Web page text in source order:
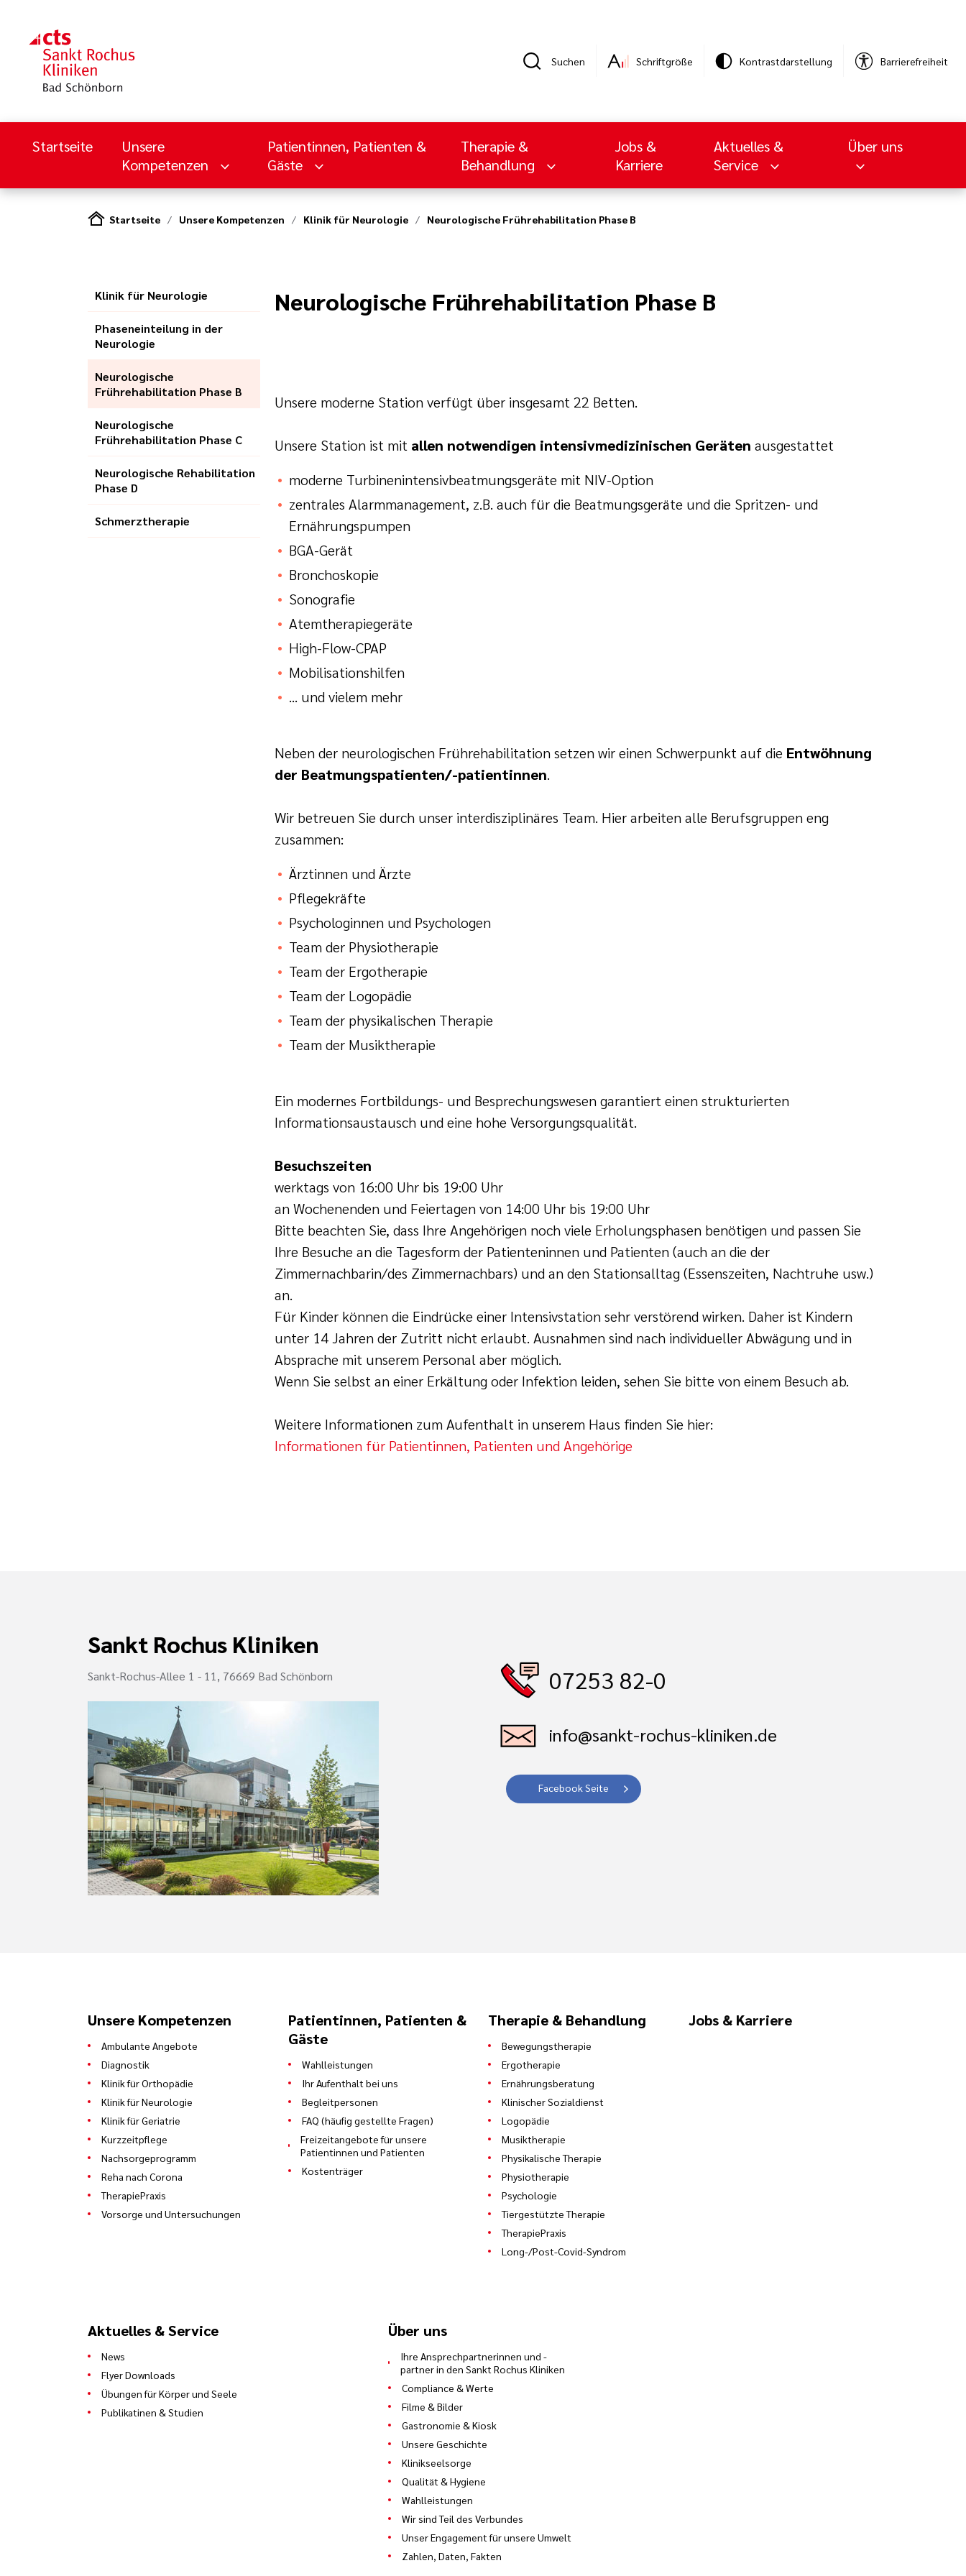
Suchen Schriftgröße Kontrastdarstellung Barrierefreiheit
Startseite
Unsere
Kompetenzen
Patientinnen, Patienten &
Gäste
Therapie &
Behandlung
Jobs &
Karriere
Aktuelles &
Service
Über uns
Startseite Unsere Kompetenzen Klinik für Neurologie Neurologische Frührehabilitation Phase B
Klinik für Neurologie
Phaseneinteilung in der
Neurologie
Neurologische
Frührehabilitation Phase B
Neurologische
Frührehabilitation Phase C
Neurologische Rehabilitation
Phase D
Schmerztherapie
Neurologische Frührehabilitation Phase B
Unsere moderne Station verfügt über insgesamt 22 Betten.
Unsere Station ist mit allen notwendigen intensivmedizinischen Geräten ausgestattet
moderne Turbinenintensivbeatmungsgeräte mit NIV-Option
zentrales Alarmmanagement, z.B. auch für die Beatmungsgeräte und die Spritzen- und
Ernährungspumpen
BGA-Gerät
Bronchoskopie
Sonografie
Atemtherapiegeräte
High-Flow-CPAP
Mobilisationshilfen
... und vielem mehr
Neben der neurologischen Frührehabilitation setzen wir einen Schwerpunkt auf die Entwöhnung
der Beatmungspatienten/-patientinnen.
Wir betreuen Sie durch unser interdisziplinäres Team. Hier arbeiten alle Berufsgruppen eng
zusammen:
Ärztinnen und Ärzte
Pflegekräfte
Psychologinnen und Psychologen
Team der Physiotherapie
Team der Ergotherapie
Team der Logopädie
Team der physikalischen Therapie
Team der Musiktherapie
Ein modernes Fortbildungs- und Besprechungswesen garantiert einen strukturierten
Informationsaustausch und eine hohe Versorgungsqualität.
Besuchszeiten
werktags von 16:00 Uhr bis 19:00 Uhr
an Wochenenden und Feiertagen von 14:00 Uhr bis 19:00 Uhr
Bitte beachten Sie, dass Ihre Angehörigen noch viele Erholungsphasen benötigen und passen Sie
Ihre Besuche an die Tagesform der Patienteninnen und Patienten (auch an die der
Zimmernachbarin/des Zimmernachbars) und an den Stationsalltag (Essenszeiten, Nachtruhe usw.)
an.
Für Kinder können die Eindrücke einer Intensivstation sehr verstörend wirken. Daher ist Kindern
unter 14 Jahren der Zutritt nicht erlaubt. Ausnahmen sind nach individueller Abwägung und in
Absprache mit unserem Personal aber möglich.
Wenn Sie selbst an einer Erkältung oder Infektion leiden, sehen Sie bitte von einem Besuch ab.
Weitere Informationen zum Aufenthalt in unserem Haus finden Sie hier:
Informationen für Patientinnen, Patienten und Angehörige
Sankt Rochus Kliniken
Sankt-Rochus-Allee 1 - 11, 76669 Bad Schönborn 07253 82-0
info@sankt-rochus-kliniken.de
Facebook Seite
Unsere Kompetenzen
Ambulante Angebote
Diagnostik
Klinik für Orthopädie
Klinik für Neurologie
Klinik für Geriatrie
Kurzzeitpflege
Nachsorgeprogramm
Reha nach Corona
TherapiePraxis
Vorsorge und Untersuchungen
Patientinnen, Patienten &
Gäste
Wahlleistungen
Ihr Aufenthalt bei uns
Begleitpersonen
FAQ (häufig gestellte Fragen)
Freizeitangebote für unsere
Patientinnen und Patienten
Kostenträger
Therapie & Behandlung
Bewegungstherapie
Ergotherapie
Ernährungsberatung
Klinischer Sozialdienst
Logopädie
Musiktherapie
Physikalische Therapie
Physiotherapie
Psychologie
Tiergestützte Therapie
TherapiePraxis
Long-/Post-Covid-Syndrom
Jobs & Karriere
Aktuelles & Service
News
Flyer Downloads
Übungen für Körper und Seele
Publikatinen & Studien
Über uns
Ihre Ansprechpartnerinnen und -
partner in den Sankt Rochus Kliniken
Compliance & Werte
Filme & Bilder
Gastronomie & Kiosk
Unsere Geschichte
Klinikseelsorge
Qualität & Hygiene
Wahlleistungen
Wir sind Teil des Verbundes
Unser Engagement für unsere Umwelt
Zahlen, Daten, Fakten